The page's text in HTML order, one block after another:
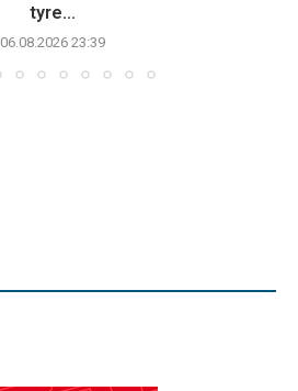
tyre...
06.08.2026 23:39